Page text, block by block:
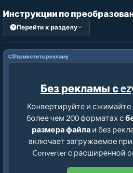
Инструкции по
Перейти к разделу
Разместить рекламу
Без рекламы с
Конвертируйте и
более чем 200 форматах с
размера файлаи без
включает загружаемое
Converter с расширенной